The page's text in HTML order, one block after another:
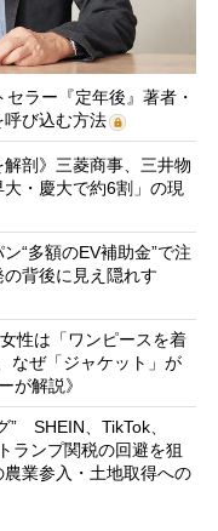
ラー『定年後』著者・
び込む方法
解剖》三菱商事、三井物
・慶大で約6割」の現
“多額のEV補助金”で注
背後に見え隠れす
性は「ワンピースを着
なぜ「ジャケット」が
が解説》
” SHEIN、TikTok、
ランプ関税の回避を狙
業参入・土地取得への